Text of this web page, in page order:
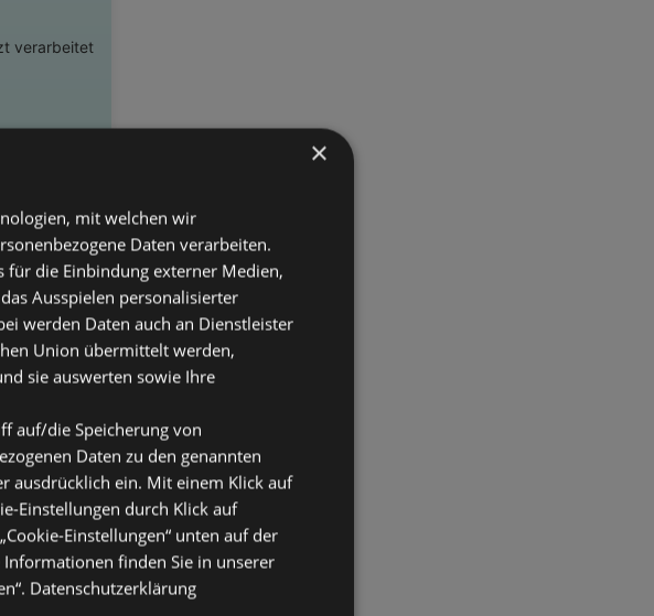
verarbeitet
oder
in Weiß
an. Mit
optimal
das
davon
für
×
mit welchen wir
Daten verarbeiten.
für die Einbindung externer Medien,
Ausspielen personalisierter
werden Daten auch an Dienstleister
Union übermittelt werden,
sie auswerten sowie Ihre
auf/die Speicherung von
Daten zu den genannten
ausdrücklich ein. Mit einem Klick auf
Einstellungen durch Klick auf
Einstellungen“ unten auf der
finden Sie in unserer
Datenschutzerklärung